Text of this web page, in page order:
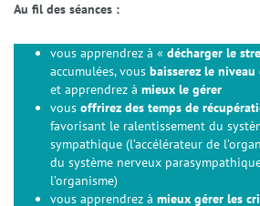
Au fil des séances :
vous apprendrez à « décharger le
accumulées, vous baisserez le niveau
et apprendrez à mieux le gérer
vous offrirez des temps de
favorisant le ralentissement du
sympathique (l’accélérateur de
du système nerveux
l’organisme)
vous apprendrez à mieux gérer les